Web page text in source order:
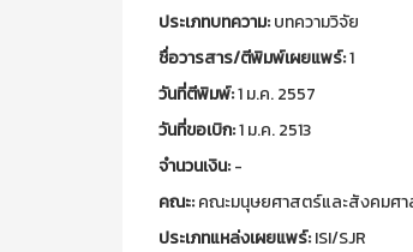
ประเภทบทความ:บทความวิจัย
ชื่อวารสาร/ตีพิมพ์เผยแพร์:1
วันที่ตีพิมพ์:1 ม.ค. 2557
วันที่ขอเบิก:1 ม.ค. 2513
จำนวนเงิน:-
คณะ:คณะมนุษยศาสตร์และสังคมศ
ประเภทแหล่งเผยแพร์:ISI/SJR